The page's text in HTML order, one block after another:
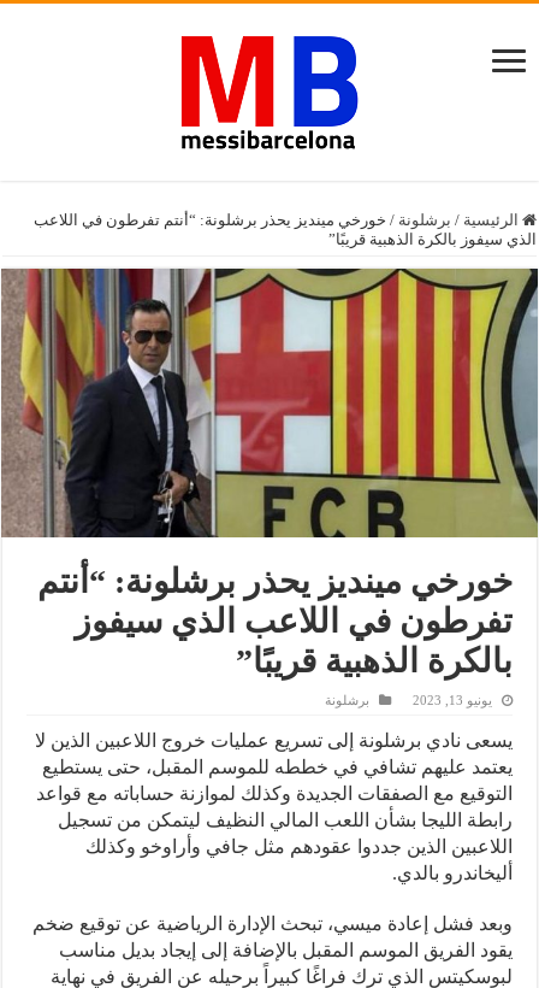
الرئيسية / برشلونة / خورخي مينديز يحذر برشلونة: “أنتم تفرطون في اللاعب
الذي سيفوز بالكرة الذهبية قريبًا”
خورخي مينديز يحذر برشلونة: “أنتم
تفرطون في اللاعب الذي سيفوز
بالكرة الذهبية قريبًا”
يونيو 13, 2023 برشلونة
يسعى نادي برشلونة إلى تسريع عمليات خروج اللاعبين الذين لا
يعتمد عليهم تشافي في خططه للموسم المقبل، حتى يستطيع
التوقيع مع الصفقات الجديدة وكذلك لموازنة حساباته مع قواعد
رابطة الليجا بشأن اللعب المالي النظيف ليتمكن من تسجيل
اللاعبين الذين جددوا عقودهم مثل جافي وأراوخو وكذلك
أليخاندرو بالدي.
وبعد فشل إعادة ميسي، تبحث الإدارة الرياضية عن توقيع ضخم
يقود الفريق الموسم المقبل بالإضافة إلى إيجاد بديل مناسب
لبوسكيتس الذي ترك فراغًا كبيراً برحيله عن الفريق في نهاية